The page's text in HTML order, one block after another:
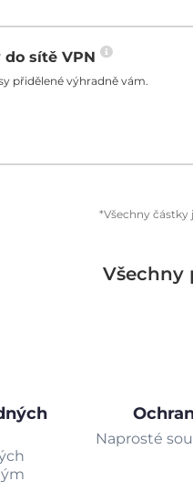
do sítě VPN
přidělené výhradně vám.
*Všechny
Všechny
Naprosté